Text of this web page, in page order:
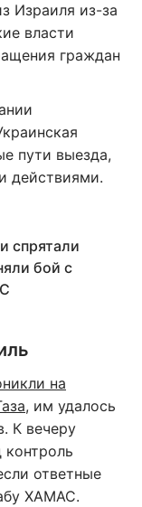
Израиля из-за
власти
граждан
пути выезда,
действиями.
спрятали
бой с
на
, им удалось
К вечеру
контроль
ответные
ХАМАС.